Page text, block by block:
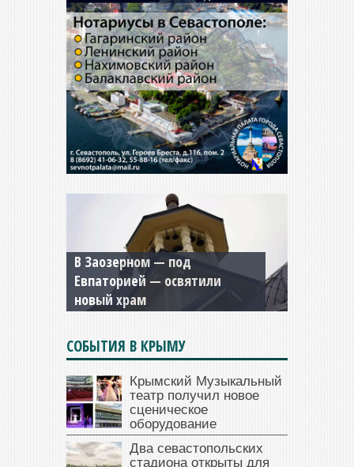
Мужской монастырь Косьмы
и Дамиана в Крыму вновь
открыт для посещения
СОБЫТИЯ В КРЫМУ
Крымский Музыкальный
театр получил новое
сценическое
оборудование
Два севастопольских
стадиона открыты для